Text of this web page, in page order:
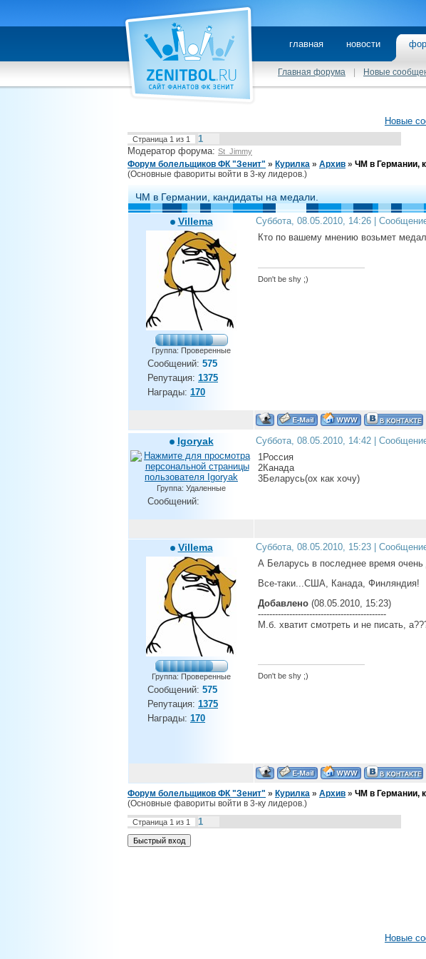
главная новости
Главная форума Новые
Новые
Страница 1 из 1 1
Модератор форума: St_Jimmy
Форум болельщиков ФК "Зенит" » Курилка » Архив » ЧМ в Германии,
(Основные фавориты войти в 3-ку лидеров.)
ЧМ в Германии, кандидаты на медали.
Villema
Группа: Проверенные
Сообщений: 575
Репутация: 1375
Награды: 170
Суббота, 08.05.2010, 14:26 |
Кто по вашему мнению возьмет
Don't be shy ;)
Igoryak
Группа: Удаленные
Сообщений:
Суббота, 08.05.2010, 14:42 |
1Россия
2Канада
3Беларусь(ох как хочу)
Villema
Группа: Проверенные
Сообщений: 575
Репутация: 1375
Награды: 170
Суббота, 08.05.2010, 15:23 |
А Беларусь в последнее время очень
Все-таки...США, Канада, Финляндия!
Добавлено (08.05.2010, 15:23)
---------------------------------------------
М.б. хватит смотреть и не писать,
Don't be shy ;)
Форум болельщиков ФК "Зенит" » Курилка » Архив » ЧМ в Германии,
(Основные фавориты войти в 3-ку лидеров.)
Страница 1 из 1
1
Новые